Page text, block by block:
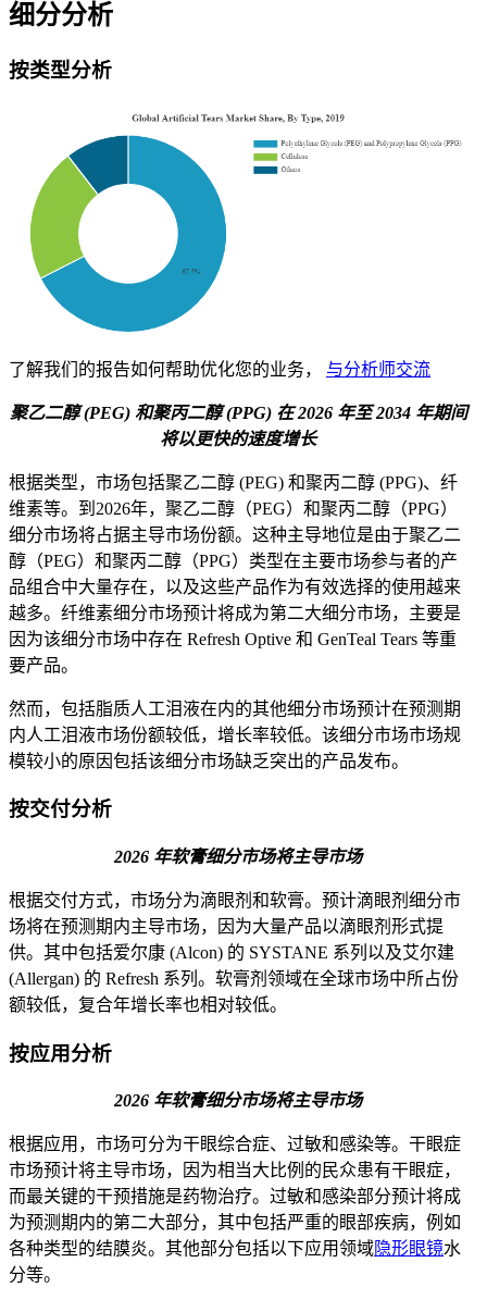
细分分析
按类型分析
了解我们的报告如何帮助优化您的业务， 与分析师交流
聚乙二醇 (PEG) 和聚丙二醇 (PPG) 在 2026 年至 2034 年期间
将以更快的速度增长
根据类型，市场包括聚乙二醇 (PEG) 和聚丙二醇 (PPG)、纤
维素等。到2026年，聚乙二醇（PEG）和聚丙二醇（PPG）
细分市场将占据主导市场份额。这种主导地位是由于聚乙二
醇（PEG）和聚丙二醇（PPG）类型在主要市场参与者的产
品组合中大量存在，以及这些产品作为有效选择的使用越来
越多。纤维素细分市场预计将成为第二大细分市场，主要是
因为该细分市场中存在 Refresh Optive 和 GenTeal Tears 等重
要产品。
然而，包括脂质人工泪液在内的其他细分市场预计在预测期
内人工泪液市场份额较低，增长率较低。该细分市场市场规
模较小的原因包括该细分市场缺乏突出的产品发布。
按交付分析
2026 年软膏细分市场将主导市场
根据交付方式，市场分为滴眼剂和软膏。预计滴眼剂细分市
场将在预测期内主导市场，因为大量产品以滴眼剂形式提
供。其中包括爱尔康 (Alcon) 的 SYSTANE 系列以及艾尔建
(Allergan) 的 Refresh 系列。软膏剂领域在全球市场中所占份
额较低，复合年增长率也相对较低。
按应用分析
2026 年软膏细分市场将主导市场
根据应用，市场可分为干眼综合症、过敏和感染等。干眼症
市场预计将主导市场，因为相当大比例的民众患有干眼症，
而最关键的干预措施是药物治疗。过敏和感染部分预计将成
为预测期内的第二大部分，其中包括严重的眼部疾病，例如
各种类型的结膜炎。其他部分包括以下应用领域隐形眼镜水
分等。